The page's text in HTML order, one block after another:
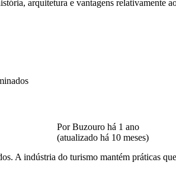
arquitetura e vantagens relativamente
Por Buzouro há 1 ano
(atualizado há 10 meses)
A indústria do turismo mantém práticas